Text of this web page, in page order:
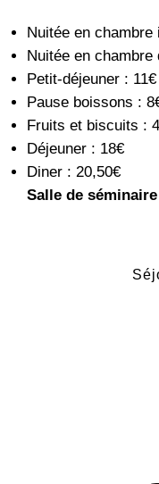
Nuitée en
Nuitée en
Petit-déjeuner : 11€
Pause boissons :
Fruits et biscuits :
Déjeuner : 18€
Diner : 20,50€
Salle de